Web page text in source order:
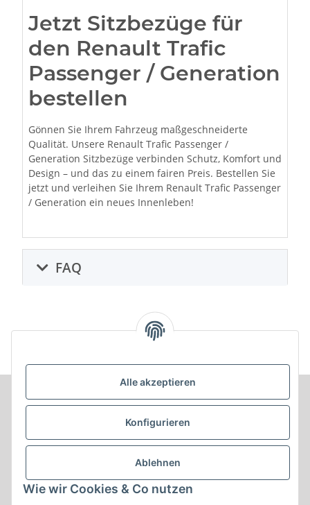
Alle akzeptieren
Konfigurieren
Ablehnen
Wie wir Cookies & Co nutzen
Jetzt Sitzbezüge für
den Renault Trafic
Passenger / Generation
bestellen
Gönnen Sie Ihrem Fahrzeug maßgeschneiderte
Qualität. Unsere Renault Trafic Passenger /
Generation Sitzbezüge verbinden Schutz, Komfort und
Design – und das zu einem fairen Preis. Bestellen Sie
jetzt und verleihen Sie Ihrem Renault Trafic Passenger
/ Generation ein neues Innenleben!
FAQ
Informationen
Produkt Informationen
Shop Informationen